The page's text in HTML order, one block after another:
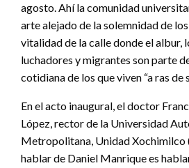
agosto. Ahí la comunidad
arte alejado de la solemnidad de
vitalidad de la calle donde el albur,
luchadores y migrantes son parte
cotidiana de los que viven “a ras de
En el acto inaugural, el doctor
López, rector de la Universidad
Metropolitana, Unidad Xochimilco
hablar de Daniel Manrique es